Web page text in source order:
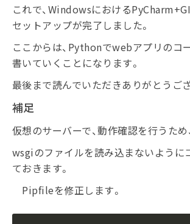
これで、Windowsにおける
セットアップが完了しました。
ここからは、Pythonでwebアプリのコ
書いていくことになります。
最後まで読んでいただきありがとうご
補足
仮想のサーバーで、動作確認を行うため、
wsgiのファイルを読み込まないように
ておきます。
Pipfileを修正します。